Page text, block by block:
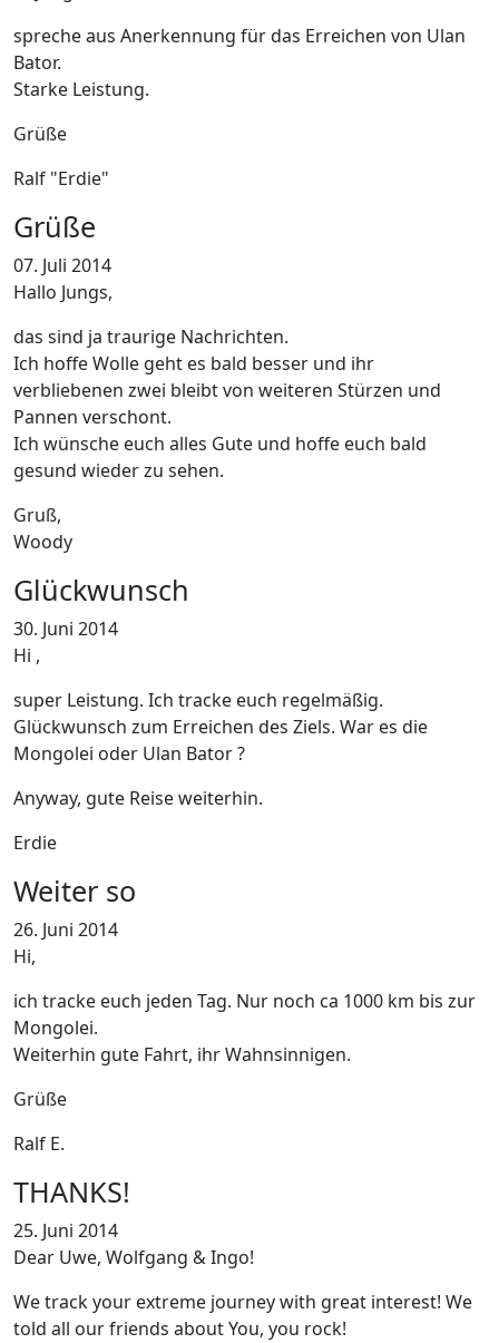
spreche aus Anerkennung für das Erreichen von Ulan
Bator.
Starke Leistung.
Grüße
Ralf "Erdie"
Grüße
07. Juli 2014
Hallo Jungs,
das sind ja traurige Nachrichten.
Ich hoffe Wolle geht es bald besser und ihr
verbliebenen zwei bleibt von weiteren Stürzen und
Pannen verschont.
Ich wünsche euch alles Gute und hoffe euch bald
gesund wieder zu sehen.
Gruß,
Woody
Glückwunsch
30. Juni 2014
Hi ,
super Leistung. Ich tracke euch regelmäßig.
Glückwunsch zum Erreichen des Ziels. War es die
Mongolei oder Ulan Bator ?
Anyway, gute Reise weiterhin.
Erdie
Weiter so
26. Juni 2014
Hi,
ich tracke euch jeden Tag. Nur noch ca 1000 km bis zur
Mongolei.
Weiterhin gute Fahrt, ihr Wahnsinnigen.
Grüße
Ralf E.
THANKS!
25. Juni 2014
Dear Uwe, Wolfgang & Ingo!
We track your extreme journey with great interest! We
told all our friends about You, you rock!